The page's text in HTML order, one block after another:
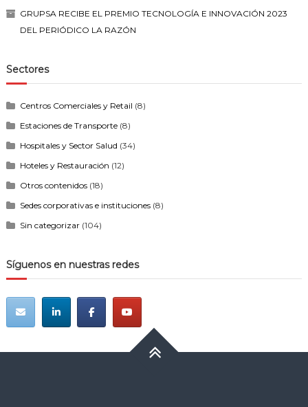
GRUPSA RECIBE EL PREMIO TECNOLOGÍA E INNOVACIÓN 2023
DEL PERIÓDICO LA RAZÓN
Sectores
Centros Comerciales y Retail (8)
Estaciones de Transporte(8)
Hospitales y Sector Salud (34)
Hoteles y Restauración (12)
Otros contenidos(18)
Sedes corporativas e instituciones(8)
Sin categorizar(104)
Síguenos en nuestras redes